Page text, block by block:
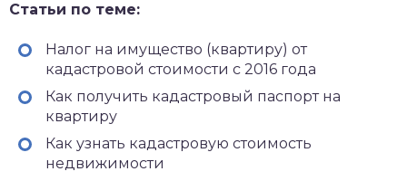
Статьи по теме:
Налог на имущество (квартиру) от
кадастровой стоимости с 2016 года
Как получить кадастровый паспорт на
квартиру
Как узнать кадастровую стоимость
недвижимости